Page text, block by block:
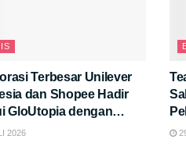
Terbesar Unilever
dan Shopee Hadir
GloUtopia dengan
dan Peluncuran Produk
2026